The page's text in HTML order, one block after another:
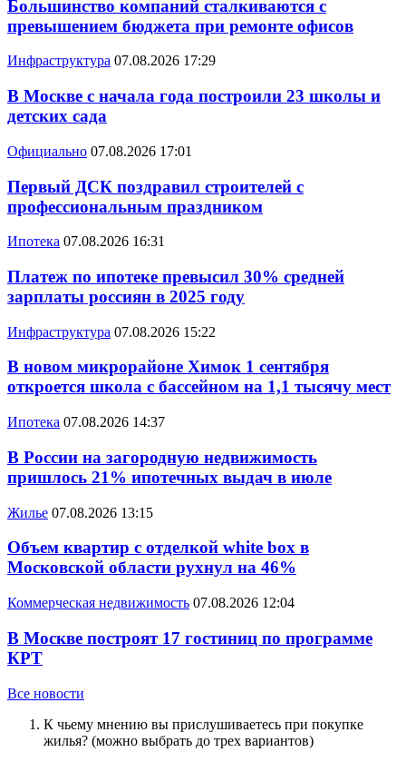
Большинство компаний сталкиваются с
превышением бюджета при ремонте офисов
Инфраструктура 07.08.2026 17:29
В Москве с начала года построили 23 школы и
детских сада
Официально 07.08.2026 17:01
Первый ДСК поздравил строителей с
профессиональным праздником
Ипотека 07.08.2026 16:31
Платеж по ипотеке превысил 30% средней
зарплаты россиян в 2025 году
Инфраструктура 07.08.2026 15:22
В новом микрорайоне Химок 1 сентября
откроется школа с бассейном на 1,1 тысячу мест
Ипотека 07.08.2026 14:37
В России на загородную недвижимость
пришлось 21% ипотечных выдач в июле
Жилье 07.08.2026 13:15
Объем квартир с отделкой white box в
Московской области рухнул на 46%
Коммерческая недвижимость 07.08.2026 12:04
В Москве построят 17 гостиниц по программе
КРТ
Все новости
К чьему мнению вы прислушиваетесь при покупке
жилья? (можно выбрать до трех вариантов)